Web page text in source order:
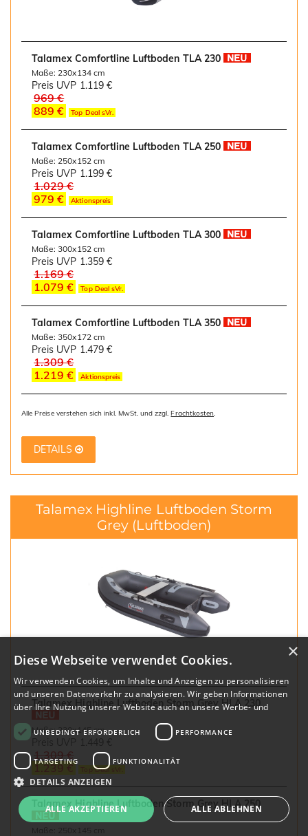
Talamex Comfortline Luftboden TLA 230
Maße: 230x134 cm
Preis UVP 1.119 €
969 €
889 €
Top Deal sVr.
Talamex Comfortline Luftboden TLA 250
Maße: 250x152 cm
Preis UVP 1.199 €
1.029 €
979 €
Aktionspreis
Talamex Comfortline Luftboden TLA 300
Maße: 300x152 cm
Preis UVP 1.359 €
1.169 €
1.079 €
Top Deal sVr.
Talamex Comfortline Luftboden TLA 350
Maße: 350x172 cm
Preis UVP 1.479 €
1.309 €
1.219 €
Aktionspreis
Alle Preise verstehen sich inkl. MwSt. und zzgl.Frachtkosten.
DETAILS
Talamex Highline Luftboden Storm
Grey (Luftboden)
Talamex Highline Luftboden Storm Grey HLA 230
Maße: 230x145 cm
1.309 €
1.239 €
Top Deal sVr.
Talamex Highline Luftboden Storm Grey HLA 250
×
Diese Webseite verwendet Cookies.
Wir verwenden Cookies, um Inhalte und Anzeigen zu personalisieren
und unseren Datenverkehr zu analysieren. Wir geben Informationen
über Ihre Nutzung unserer Website auch an unsere Werbe- und
Analysepartner weiter, die diese möglicherweise mit anderen
Informationen kombinieren, die Sie ihnen bereitgestellt haben oder
Datenschutzrichtlinie
UNBEDINGT ERFORDERLICH PERFORMANCE
TARGETING FUNKTIONALITÄT
DETAILS ANZEIGEN
ALLE AKZEPTIEREN ALLE ABLEHNEN